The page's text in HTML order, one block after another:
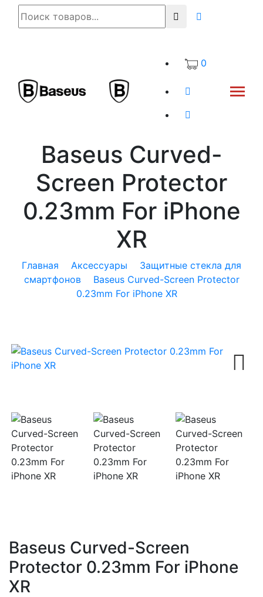
0
Baseus Curved-
Screen Protector
0.23mm For iPhone
XR
Главная Аксессуары
Защитные стекла для
смартфонов
Baseus Curved-Screen Protector
0.23mm For iPhone XR
Baseus Curved-Screen
Protector 0.23mm For iPhone
XR